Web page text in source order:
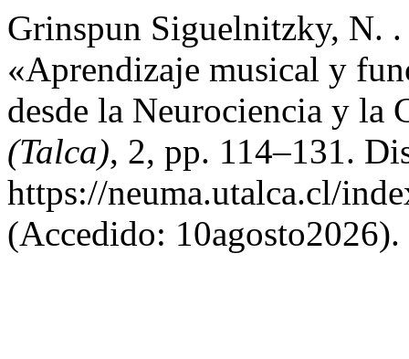
Grinspun Siguelnitzky, N.
«Aprendizaje musical y
desde la Neurociencia y
(Talca), 2, pp. 114–131.
https://neuma.utalca.cl/
(Accedido: 10agosto2026).